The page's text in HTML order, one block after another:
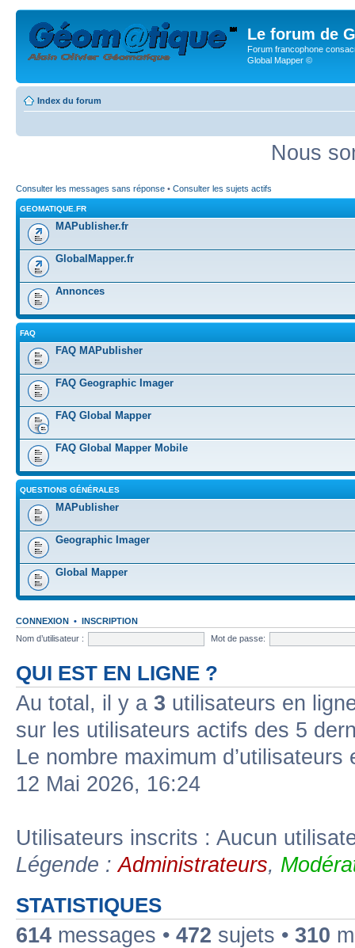
Le forum de
Forum francophone
Global Mapper ©
Index du forum
Nous
Consulter les messages sans réponse • Consulter les sujets actifs
GEOMATIQUE.FR
MAPublisher.fr
GlobalMapper.fr
Annonces
FAQ
FAQ MAPublisher
FAQ Geographic Imager
FAQ Global Mapper
FAQ Global Mapper Mobile
QUESTIONS GÉNÉRALES
MAPublisher
Geographic Imager
Global Mapper
CONNEXION • INSCRIPTION
Nom d’utilisateur :
Mot de passe:
QUI EST EN LIGNE ?
Au total, il y a 3 utilisateurs en
sur les utilisateurs actifs des 5
Le nombre maximum
12 Mai 2026, 16:24
Utilisateurs inscrits : Aucun
Légende :Administrateurs,
STATISTIQUES
614 messages • 472 sujets • 310